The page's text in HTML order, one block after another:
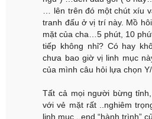
… lên trên đó một chút xíu
tranh đấu ở vị trí này. Mồ
mặt của cha…5 phút, 10
tiếp không nhỉ? Có hay
chưa bao giờ vị linh mục
của mình câu hỏi lựa chọn
Tất cả mọi người bừng
với vẻ mặt rất ..nghiêm
linh mục ..end “hành trình”